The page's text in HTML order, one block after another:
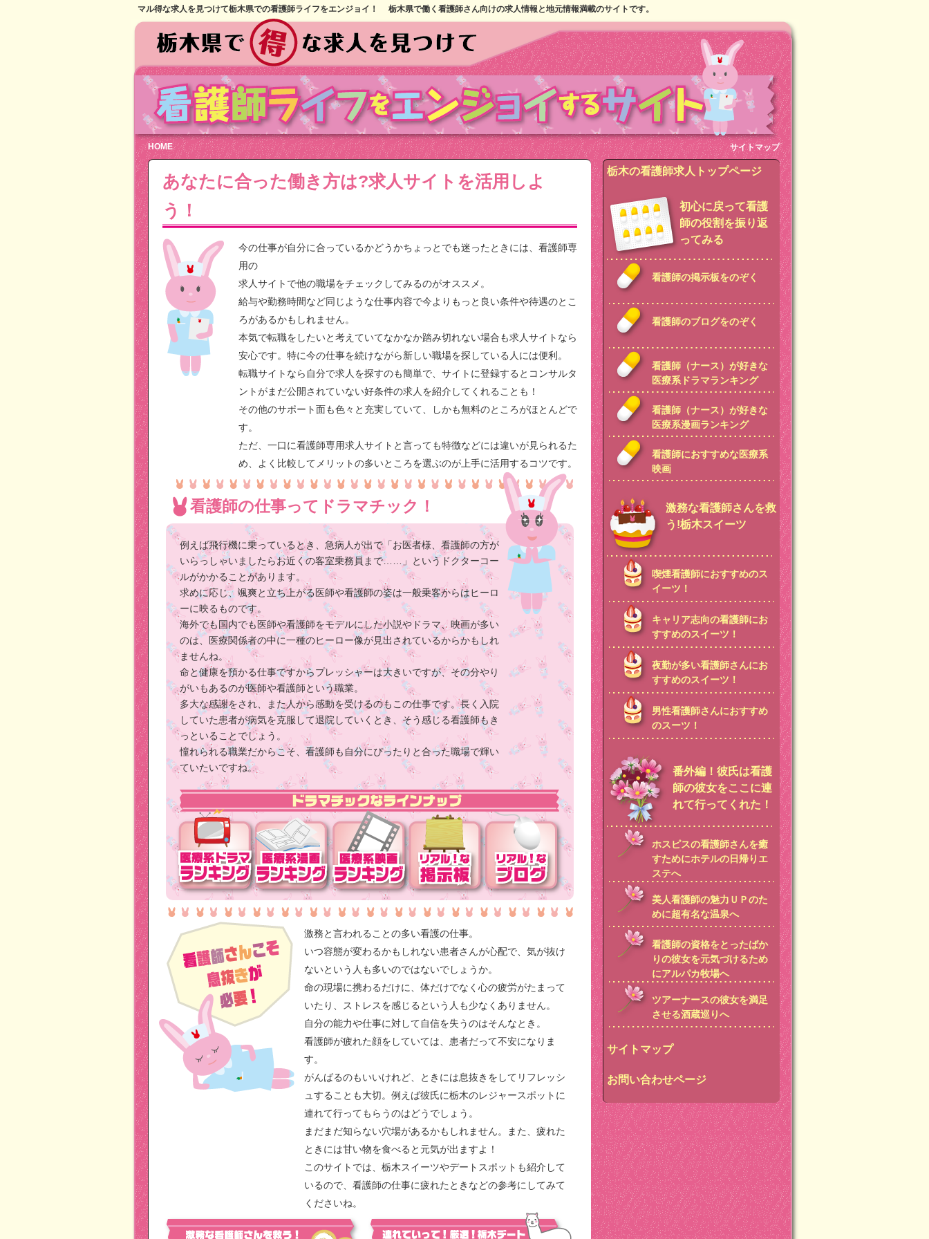
マル得な求人を見つけて栃木県での看護師ライフをエンジョイ！ 栃木県で働く看護師さん向けの求人情報と地元情報満載のサイトです。
HOME サイトマップ
あなたに合った働き方は?求人サイトを活用しよ
う！
今の仕事が自分に合っているかどうかちょっとでも迷ったときには、看護師専
用の
求人サイトで他の職場をチェックしてみるのがオススメ。
給与や勤務時間など同じような仕事内容で今よりもっと良い条件や待遇のとこ
ろがあるかもしれません。
本気で転職をしたいと考えていてなかなか踏み切れない場合も求人サイトなら
安心です。特に今の仕事を続けながら新しい職場を探している人には便利。
転職サイトなら自分で求人を探すのも簡単で、サイトに登録するとコンサルタ
ントがまだ公開されていない好条件の求人を紹介してくれることも！
その他のサポート面も色々と充実していて、しかも無料のところがほとんどで
す。
ただ、一口に看護師専用求人サイトと言っても特徴などには違いが見られるた
め、よく比較してメリットの多いところを選ぶのが上手に活用するコツです。
看護師の仕事ってドラマチック！
例えば飛行機に乗っているとき、急病人が出で「お医者様、看護師の方が
いらっしゃいましたらお近くの客室乗務員まで……」というドクターコー
ルがかかることがあります。
求めに応じ、颯爽と立ち上がる医師や看護師の姿は一般乗客からはヒーロ
ーに映るものです。
海外でも国内でも医師や看護師をモデルにした小説やドラマ、映画が多い
のは、医療関係者の中に一種のヒーロー像が見出されているからかもしれ
ませんね。
命と健康を預かる仕事ですからプレッシャーは大きいですが、その分やり
がいもあるのが医師や看護師という職業。
多大な感謝をされ、また人から感動を受けるのもこの仕事です。長く入院
していた患者が病気を克服して退院していくとき、そう感じる看護師もき
っといることでしょう。
憧れられる職業だからこそ、看護師も自分にぴったりと合った職場で輝い
ていたいですね。
激務と言われることの多い看護の仕事。
いつ容態が変わるかもしれない患者さんが心配で、気が抜け
ないという人も多いのではないでしょうか。
命の現場に携わるだけに、体だけでなく心の疲労がたまって
いたり、ストレスを感じるという人も少なくありません。
自分の能力や仕事に対して自信を失うのはそんなとき。
看護師が疲れた顔をしていては、患者だって不安になりま
す。
がんばるのもいいけれど、ときには息抜きをしてリフレッシ
ュすることも大切。例えば彼氏に栃木のレジャースポットに
連れて行ってもらうのはどうでしょう。
まだまだ知らない穴場があるかもしれません。また、疲れた
ときには甘い物を食べると元気が出ますよ！
このサイトでは、栃木スイーツやデートスポットも紹介して
いるので、看護師の仕事に疲れたときなどの参考にしてみて
くださいね。
栃木の看護師求人トップページ
初心に戻って看護
師の役割を振り返
ってみる
看護師の掲示板をのぞく
看護師のブログをのぞく
看護師（ナース）が好きな
医療系ドラマランキング
看護師（ナース）が好きな
医療系漫画ランキング
看護師におすすめな医療系
映画
激務な看護師さんを救
う!栃木スイーツ
喫煙看護師におすすめのス
イーツ！
キャリア志向の看護師にお
すすめのスイーツ！
夜勤が多い看護師さんにお
すすめのスイーツ！
男性看護師さんにおすすめ
のスーツ！
番外編！彼氏は看護
師の彼女をここに連
れて行ってくれた！
ホスピスの看護師さんを癒
すためにホテルの日帰りエ
ステへ
美人看護師の魅力ＵＰのた
めに超有名な温泉へ
看護師の資格をとったばか
りの彼女を元気づけるため
にアルパカ牧場へ
ツアーナースの彼女を満足
させる酒蔵巡りへ
サイトマップ
お問い合わせページ